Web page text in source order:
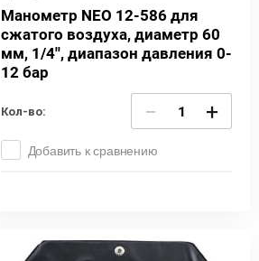
Манометр NEO 12-586 для
сжатого воздуха, диаметр 60
мм, 1/4'', диапазон давления 0-
12 бар
Кол-во: − +
Добавить к сравнению